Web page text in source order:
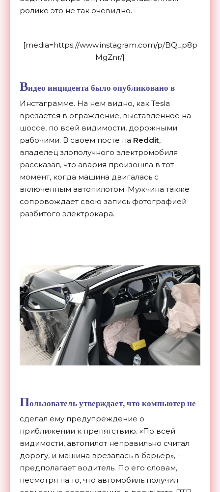
ролике это не так очевидно.
[media=https://www.instagram.com/p/BQ_p8p
MgZnr/]
Видео инцидента было опубликовано в
Инстаграмме. На нем видно, как Tesla
врезается в ограждение, выставленное на
шоссе, по всей видимости, дорожными
рабочими. В своем посте на Reddit,
владелец злополучного электромобиля
рассказал, что авария произошла в тот
момент, когда машина двигалась с
включенным автопилотом. Мужчина также
сопровождает свою запись фотографией
разбитого электрокара.
Пользователь утверждает, что компьютер не
сделал ему предупреждение о
приближении к препятствию. «По всей
видимости, автопилот неправильно считал
дорогу, и машина врезалась в барьер», -
предполагает водитель. По его словам,
несмотря на то, что автомобиль получил